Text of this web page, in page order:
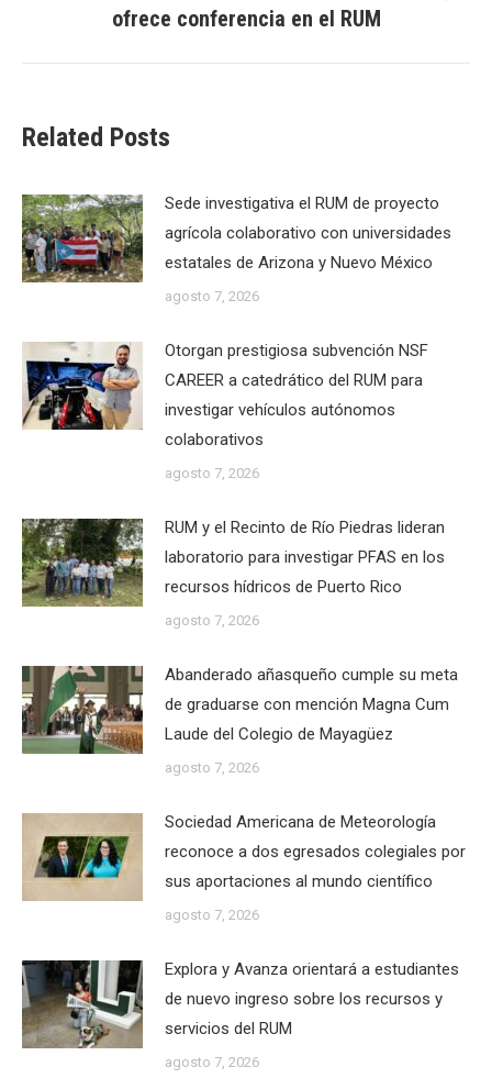
post:
ofrece conferencia en el RUM
Related Posts
Sede investigativa el RUM de proyecto
agrícola colaborativo con universidades
estatales de Arizona y Nuevo México
agosto 7, 2026
Otorgan prestigiosa subvención NSF
CAREER a catedrático del RUM para
investigar vehículos autónomos
colaborativos
agosto 7, 2026
RUM y el Recinto de Río Piedras lideran
laboratorio para investigar PFAS en los
recursos hídricos de Puerto Rico
agosto 7, 2026
Abanderado añasqueño cumple su meta
de graduarse con mención Magna Cum
Laude del Colegio de Mayagüez
agosto 7, 2026
Sociedad Americana de Meteorología
reconoce a dos egresados colegiales por
sus aportaciones al mundo científico
agosto 7, 2026
Explora y Avanza orientará a estudiantes
de nuevo ingreso sobre los recursos y
servicios del RUM
agosto 7, 2026